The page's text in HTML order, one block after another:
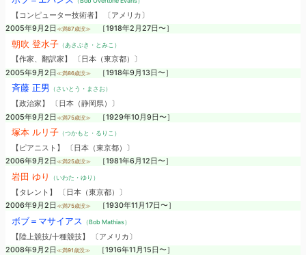
【コンピューター技術者】 〔アメリカ〕
2005年9月2日 ≪満87歳没≫ ［1918年2月27日〜］
朝吹 登水子（あさぶき・とみこ）
【作家、翻訳家】 〔日本（東京都）〕
2005年9月2日 ≪満86歳没≫ ［1918年9月13日〜］
斉藤 正男 （さいとう・まさお）
【政治家】 〔日本（静岡県）〕
2005年9月2日 ≪満75歳没≫ ［1929年10月9日〜］
塚本 ルリ子（つかもと・るりこ）
【ピアニスト】 〔日本（東京都）〕
2006年9月2日 ≪満25歳没≫ ［1981年6月12日〜］
岩田 ゆり （いわた・ゆり）
【タレント】 〔日本（東京都）〕
2006年9月2日 ≪満75歳没≫ ［1930年11月17日〜］
ボブ＝マサイアス （Bob Mathias）
【陸上競技/十種競技】 〔アメリカ〕
2008年9月2日 ≪満91歳没≫ ［1916年11月15日〜］